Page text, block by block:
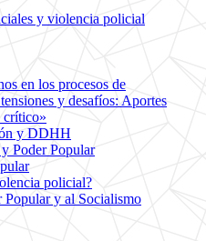
y violencia policial
en los procesos de
y desafíos: Aportes
crítico»
y DDHH
Poder Popular
policial?
y al Socialismo